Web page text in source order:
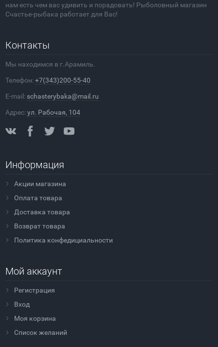
нам есть чем вас удивить и порадовать! Рыболовный магазин
Счастье-рыбака работает для Вас!
Контакты
Мы находимся в г.Арамиль.
Телефон:+7(343)200-55-40
E-mail: schasterybaka@mail.ru
Адрес:ул. Рабочая, 104
Информация
Акции магазина
Оплата товара
Доставка товара
Возврат товара
Политика конфедициальности
Мой аккаунт
Регистрация
Вход
Моя корзина
Cписок желаний